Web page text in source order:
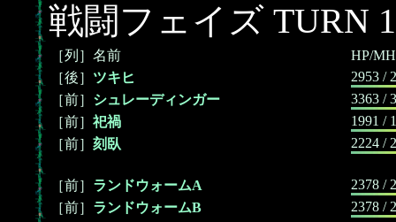
戦闘フェイズ TURN 1
［列］名前
HP/
［後］ ツキヒ
2953 /
［前］ シュレーディンガー
3363 /
［前］ 祀禍
1991 /
［前］ 刻臥 2224 /
［前］ ランドウォームA
2378 /
［前］ ランドウォームB 2378 /